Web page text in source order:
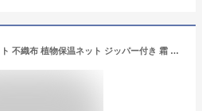
植物 保護カバー 2点セット 不織布 植物保温ネット ジッパー付き 霜 雪 風 虫害対策 巾着式 植物防寒カバー 透光性 通気性 折りたたみ 再利用可能 冬用 防寒対策 観葉植物 屋外 園芸用品